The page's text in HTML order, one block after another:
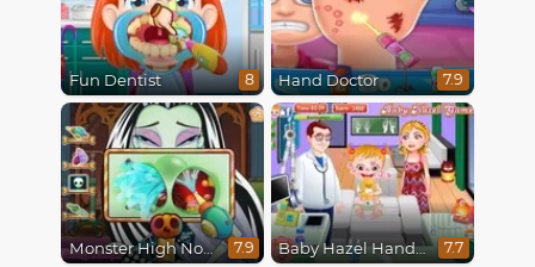
Fun Dentist 8 Hand Doctor 7.9
Monster High Nose Doctor 7.9 Baby Hazel Hand Fracture 7.7